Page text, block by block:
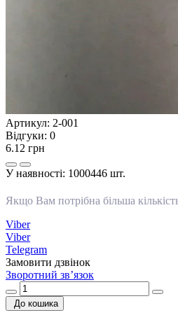
Артикул: 2-001
Відгуки: 0
6.12 грн
У наявності: 1000446 шт.
Якщо Вам потрібна більша
Viber
Viber
Telegram
Замовити дзвінок
Зворотний зв’язок
До кошика